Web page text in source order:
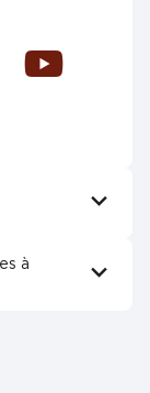
Youtube
à